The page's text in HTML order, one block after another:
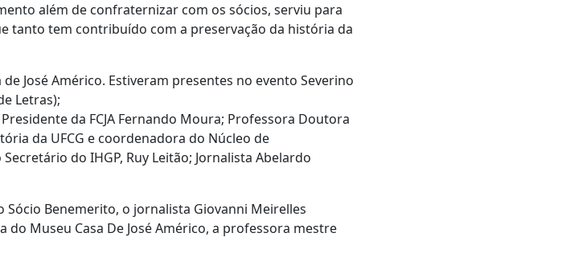
além de confraternizar com os sócios, serviu para
tanto tem contribuído com a preservação da história da
José Américo. Estiveram presentes no evento Severino
Letras);
da FCJA Fernando Moura; Professora Doutora
da UFCG e coordenadora do Núcleo de
do IHGP, Ruy Leitão; Jornalista Abelardo
Benemerito, o jornalista Giovanni Meirelles
Museu Casa De José Américo, a professora mestre